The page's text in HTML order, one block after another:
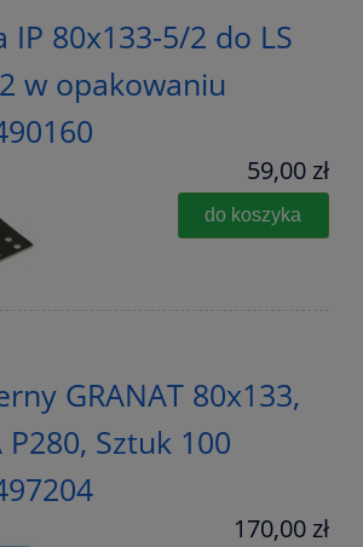
IP 80x133-5/2 do LS
w opakowaniu
59,00 zł
do koszyka
GRANAT 80x133,
P280, Sztuk 100
170,00 zł